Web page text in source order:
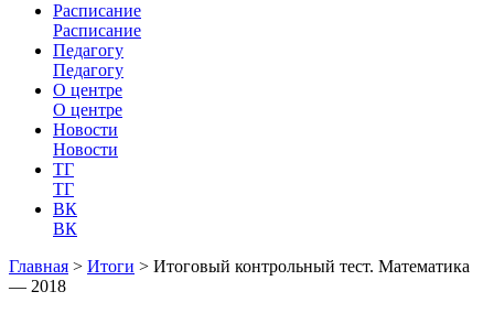
Расписание
Расписание
Педагогу
Педагогу
О центре
О центре
Новости
Новости
ТГ
ТГ
ВК
ВК
Главная > Итоги > Итоговый контрольный тест. Математика
— 2018